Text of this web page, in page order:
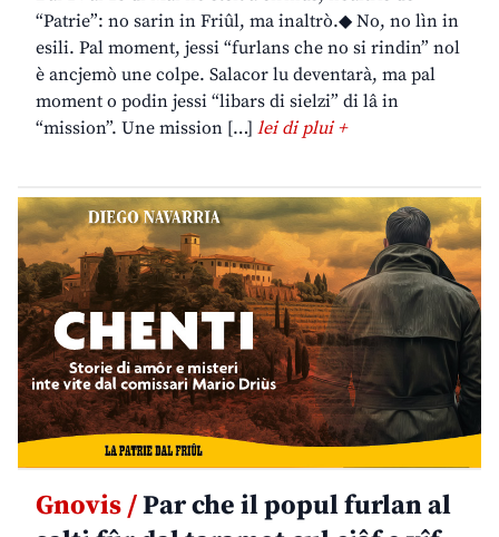
“Patrie”: no sarin in Friûl, ma inaltrò.◆ No, no lìn in
esili. Pal moment, jessi “furlans che no si rindin” nol
è ancjemò une colpe. Salacor lu deventarà, ma pal
moment o podin jessi “libars di sielzi” di lâ in
“mission”. Une mission […] lei di plui +
Gnovis /Par che il popul furlan al